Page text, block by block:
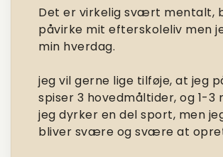
Det er virkelig svært mentalt,
påvirke mit efterskoleliv men
min hverdag.
jeg vil gerne lige tilføje, at jeg
spiser 3 hovedmåltider, og 1-
jeg dyrker en del sport, men
bliver svære og svære at